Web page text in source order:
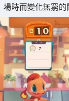
場時而變化無窮的